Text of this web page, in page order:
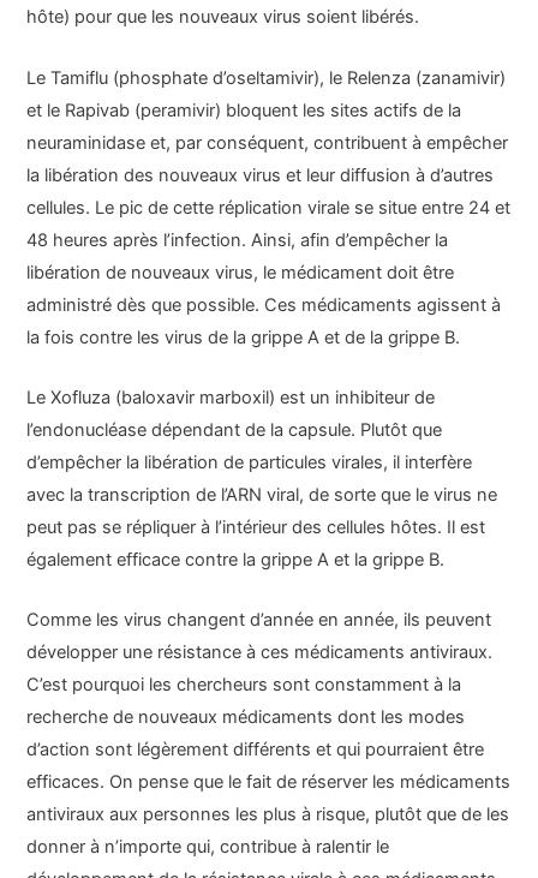
hôte) pour que les nouveaux virus soient libérés.
Le Tamiflu (phosphate d’oseltamivir), le Relenza (zanamivir)
et le Rapivab (peramivir) bloquent les sites actifs de la
neuraminidase et, par conséquent, contribuent à empêcher
la libération des nouveaux virus et leur diffusion à d’autres
cellules. Le pic de cette réplication virale se situe entre 24 et
48 heures après l’infection. Ainsi, afin d’empêcher la
libération de nouveaux virus, le médicament doit être
administré dès que possible. Ces médicaments agissent à
la fois contre les virus de la grippe A et de la grippe B.
Le Xofluza (baloxavir marboxil) est un inhibiteur de
l’endonucléase dépendant de la capsule. Plutôt que
d’empêcher la libération de particules virales, il interfère
avec la transcription de l’ARN viral, de sorte que le virus ne
peut pas se répliquer à l’intérieur des cellules hôtes. Il est
également efficace contre la grippe A et la grippe B.
Comme les virus changent d’année en année, ils peuvent
développer une résistance à ces médicaments antiviraux.
C’est pourquoi les chercheurs sont constamment à la
recherche de nouveaux médicaments dont les modes
d’action sont légèrement différents et qui pourraient être
efficaces. On pense que le fait de réserver les médicaments
antiviraux aux personnes les plus à risque, plutôt que de les
donner à n’importe qui, contribue à ralentir le